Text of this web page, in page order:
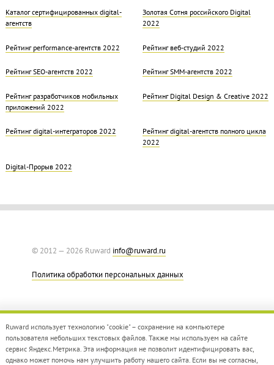
Каталог сертифицированных digital-
агентств
Золотая Cотня российского Digital
2022
Рейтинг performance-агентств 2022 Рейтинг веб-студий 2022
Рейтинг SEO-агентств 2022 Рейтинг SMM-агентств 2022
Рейтинг разработчиков мобильных
приложений 2022
Рейтинг Digital Design & Creative 2022
Рейтинг digital-интеграторов 2022
Рейтинг digital-агентств полного цикла
2022
Digital-Прорыв 2022
© 2012 — 2026 Ruward info@ruward.ru
Политика обработки персональных данных
Ruward использует технологию "cookie" – сохранение на компьютере
пользователя небольших текстовых файлов. Также мы используем на сайте
сервис Яндекс.Метрика. Эта информация не позволит идентифицировать вас,
однако может помочь нам улучшить работу нашего сайта. Если вы не согласны,